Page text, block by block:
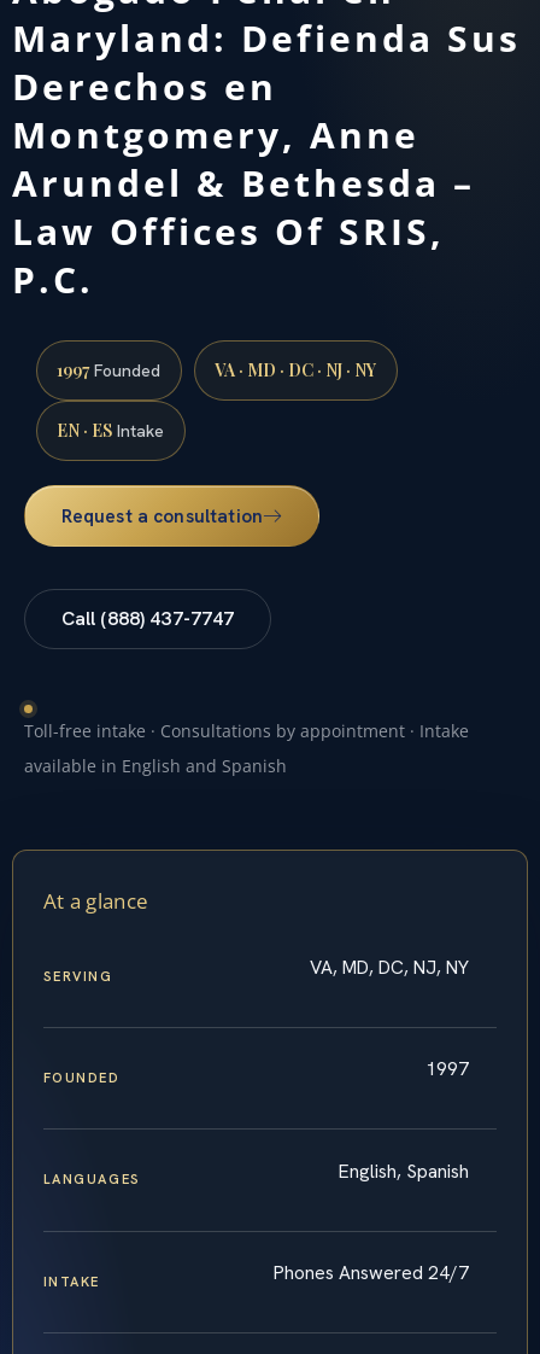
Maryland: Defienda Sus
Derechos en
Montgomery, Anne
Arundel & Bethesda –
Law Offices Of SRIS,
P.C.
1997Founded VA · MD · DC · NJ · NY
EN · ES Intake
Request a consultation
Call (888) 437-7747
Toll-free intake · Consultations by appointment · Intake
available in English and Spanish
At a glance
SERVING VA, MD, DC, NJ, NY
FOUNDED 1997
LANGUAGES English, Spanish
INTAKE Phones Answered 24/7